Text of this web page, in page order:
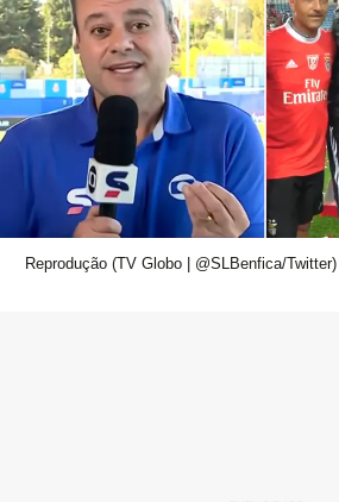
Reprodução (TV Globo | @SLBenfica/Twitter)